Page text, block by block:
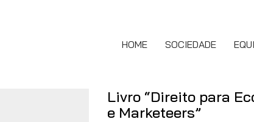
HOME SOCIEDADE
Livro “Direito para
e Marketeers”